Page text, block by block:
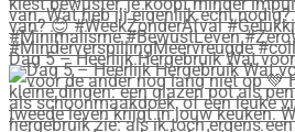
Dag 5 – Heerlijk Hergebruik Wat